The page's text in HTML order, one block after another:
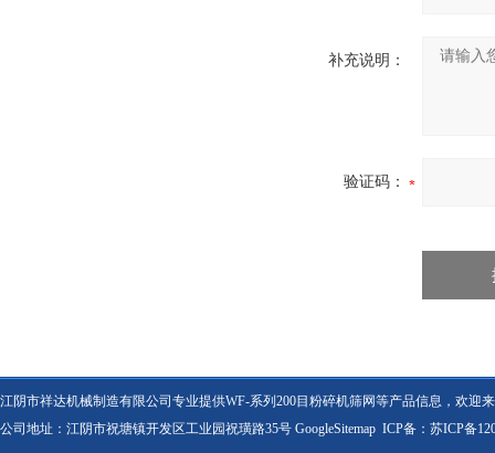
补充说明：
验证码：
江阴市祥达机械制造有限公司专业提供WF-系列200目粉碎机筛网等产品信息，欢迎
公司地址：江阴市祝塘镇开发区工业园祝璜路35号 GoogleSitemap ICP备： 苏ICP备